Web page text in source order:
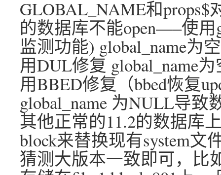
GLOBAL_NAME和props$
的数据库不能open—–使
监测功能) global_name为
用DUL修复 global_name
用BBED修复（bbed恢复
global_name 为NULL导
其他正常的11.2的数据库
block来替换现有system
猜测大版本一致即可，比